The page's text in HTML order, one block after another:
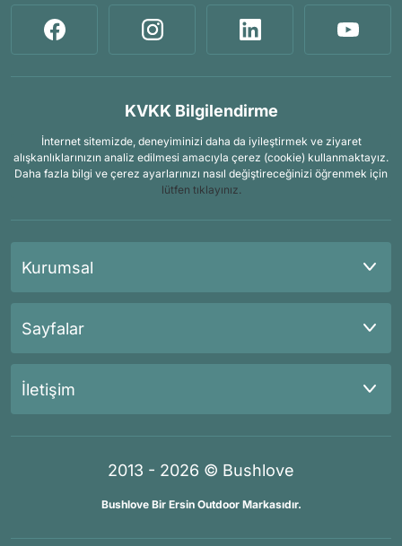
KVKK Bilgilendirme
İnternet sitemizde, deneyiminizi daha da iyileştirmek ve ziyaret
alışkanlıklarınızın analiz edilmesi amacıyla çerez (cookie) kullanmaktayız.
Daha fazla bilgi ve çerez ayarlarınızı nasıl değiştireceğinizi öğrenmek için
lütfen tıklayınız.
Kurumsal
Sayfalar
İletişim
2013 - 2026 © Bushlove
Bushlove Bir Ersin Outdoor Markasıdır.